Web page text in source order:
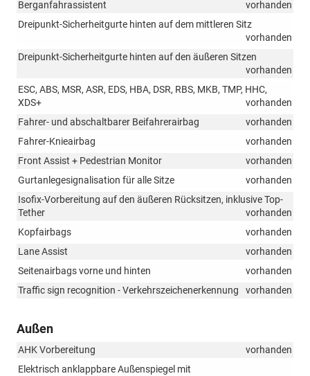
Berganfahrassistent
vorhanden
Dreipunkt-Sicherheitgurte hinten auf dem mittleren Sitz
vorhanden
Dreipunkt-Sicherheitgurte hinten auf den äußeren Sitzen
vorhanden
ESC, ABS, MSR, ASR, EDS, HBA, DSR, RBS, MKB, TMP, HHC,
XDS+
vorhanden
Fahrer- und abschaltbarer Beifahrerairbag
vorhanden
Fahrer-Knieairbag
vorhanden
Front Assist + Pedestrian Monitor
vorhanden
Gurtanlegesignalisation für alle Sitze
vorhanden
Isofix-Vorbereitung auf den äußeren Rücksitzen, inklusive Top-
Tether
vorhanden
Kopfairbags
vorhanden
Lane Assist
vorhanden
Seitenairbags vorne und hinten
vorhanden
Traffic sign recognition - Verkehrszeichenerkennung
vorhanden
Außen
AHK Vorbereitung
vorhanden
Elektrisch anklappbare Außenspiegel mit